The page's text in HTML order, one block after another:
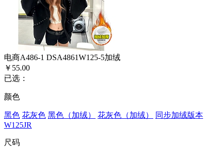
电商A486-1 DSA4861W125-5加绒
￥55.00
已选：
颜色
黑色 花灰色 黑色（加绒） 花灰色（加绒）
同步加绒版本
W125JR
尺码